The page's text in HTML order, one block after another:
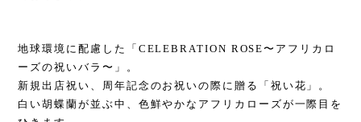
地球環境に配慮した「CELEBRATION ROSE〜アフリカロ
ーズの祝いバラ〜」。
新規出店祝い、周年記念のお祝いの際に贈る「祝い花」。
白い胡蝶蘭が並ぶ中、色鮮やかなアフリカローズが一際目を